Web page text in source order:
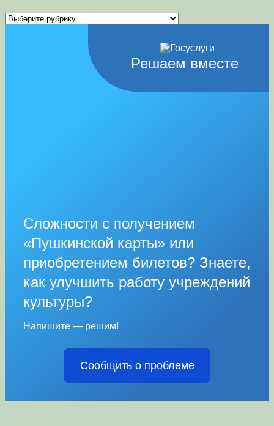
Рубрики
Решаем вместе
Сложности с получением
«Пушкинской карты» или
приобретением билетов? Знаете,
как улучшить работу учреждений
культуры?
Напишите — решим!
Сообщить о проблеме